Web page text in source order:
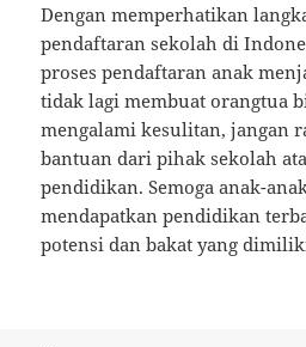
Dengan memperhatikan
pendaftaran sekolah di
proses pendaftaran anak
tidak lagi membuat orangtua
mengalami kesulitan, jangan
bantuan dari pihak sekolah
pendidikan. Semoga anak-
mendapatkan pendidikan
potensi dan bakat yang